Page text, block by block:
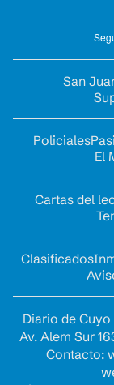
San
Policiales
El
Cartas del
Clasificados
Diario de
Av. Alem Sur
Contacto: